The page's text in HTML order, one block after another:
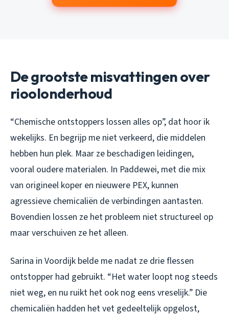
De grootste misvattingen over
rioolonderhoud
“Chemische ontstoppers lossen alles op”, dat hoor ik
wekelijks. En begrijp me niet verkeerd, die middelen
hebben hun plek. Maar ze beschadigen leidingen,
vooral oudere materialen. In Paddewei, met die mix
van origineel koper en nieuwere PEX, kunnen
agressieve chemicaliën de verbindingen aantasten.
Bovendien lossen ze het probleem niet structureel op
maar verschuiven ze het alleen.
Sarina in Voordijk belde me nadat ze drie flessen
ontstopper had gebruikt. “Het water loopt nog steeds
niet weg, en nu ruikt het ook nog eens vreselijk.” Die
chemicaliën hadden het vet gedeeltelijk opgelost,